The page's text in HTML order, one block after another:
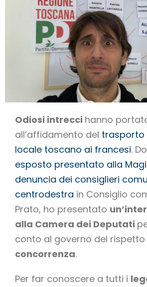
Odiosi intrecci hanno
all’affidamento del trasporto
locale toscano ai francesi.
esposto presentato alla
denuncia dei consiglieri
centrodestra in Consiglio
Prato, ho presentato
alla Camera dei Deputati
conto al governo del rispetto
concorrenza.
Per far conoscere a tutti i